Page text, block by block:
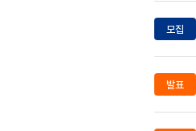
모집
발표